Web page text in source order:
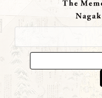
Search
for: